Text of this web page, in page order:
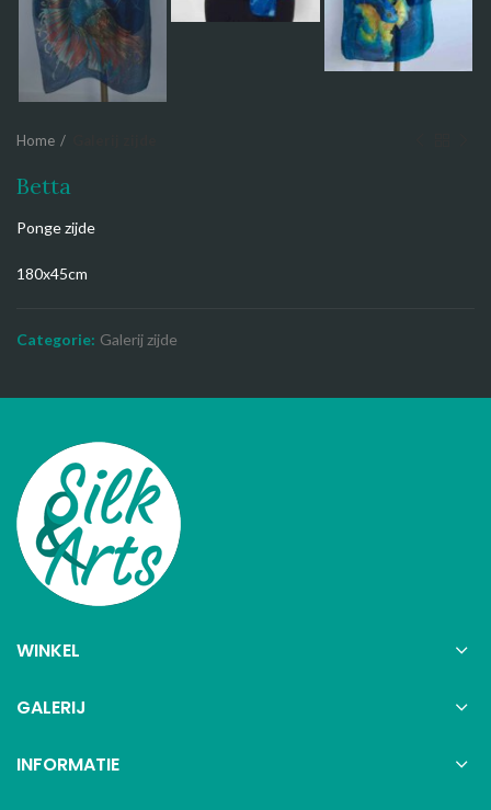
Home
Betta
Ponge zijde
180x45cm
Categorie: Galerij zijde
WINKEL
GALERIJ
INFORMATIE